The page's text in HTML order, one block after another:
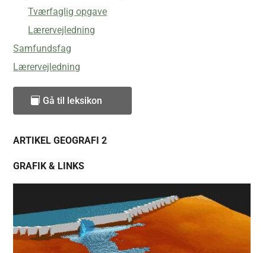
Tværfaglig opgave
Lærervejledning
Samfundsfag
Lærervejledning
Gå til leksikon
ARTIKEL GEOGRAFI 2
GRAFIK & LINKS